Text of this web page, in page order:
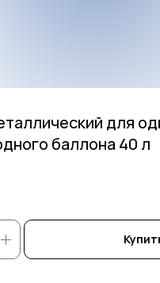
для
баллона 40 л